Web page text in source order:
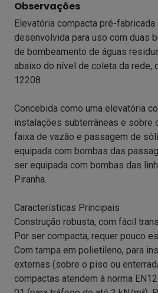
Observações
Elevatória compacta pré-
desenvolvida para uso com duas
de bombeamento de águas
abaixo do nível de coleta da rede,
12208.
Concebida como uma elevatória
instalações subterrâneas e sobre
faixa de vazão e passagem de
equipada com bombas das
ser equipada com bombas das
Piranha.
Características Principais
Construção robusta, com fácil
Por ser compacta, requer pouco
Com tampa em polietileno, para
externas (sobre o piso ou
compactas atendem à norma